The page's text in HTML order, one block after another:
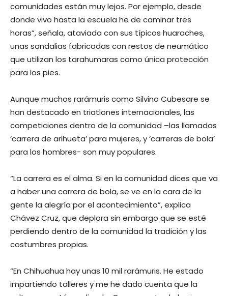
comunidades están muy lejos. Por ejemplo, desde
donde vivo hasta la escuela he de caminar tres
horas”, señala, ataviada con sus típicos huaraches,
unas sandalias fabricadas con restos de neumático
que utilizan los tarahumaras como única protección
para los pies.
Aunque muchos rarámuris como Silvino Cubesare se
han destacado en triatlones internacionales, las
competiciones dentro de la comunidad –las llamadas
‘carrera de arihueta’ para mujeres, y ‘carreras de bola’
para los hombres- son muy populares.
“La carrera es el alma. Si en la comunidad dices que va
a haber una carrera de bola, se ve en la cara de la
gente la alegría por el acontecimiento”, explica
Chávez Cruz, que deplora sin embargo que se esté
perdiendo dentro de la comunidad la tradición y las
costumbres propias.
“En Chihuahua hay unas 10 mil rarámuris. He estado
impartiendo talleres y me he dado cuenta que la